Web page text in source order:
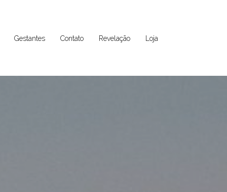
Gestantes Contato Revelação Loja